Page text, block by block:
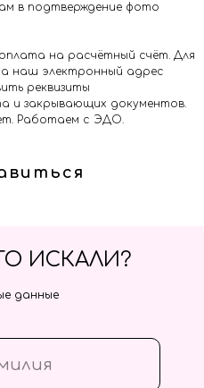
в подтверждение фото
на расчётный счёт. Для
наш электронный адрес
реквизиты
и закрывающих документов.
Работаем с ЭДО.
ИСКАЛИ?
данные